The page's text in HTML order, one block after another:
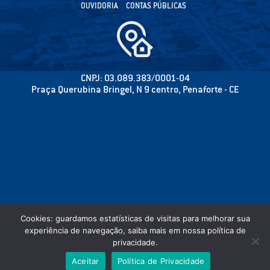
OUVIDORIA
CONTAS PÚBLICAS
CNPJ: 03.089.383/0001-04
Praça Querubina Bringel, N 9 centro, Penaforte - CE
©2020 CÂMARA MUNICIPAL DE PENAFORTE - PODER LEGISLATIVO - TODOS OS
DIREITOS RESERVADOS.
Cookies: guardamos estatísticas de visitas para melhorar sua
experiência de navegação, saiba mais em nossa política de
privacidade.
Aceitar
Política de Privacidade